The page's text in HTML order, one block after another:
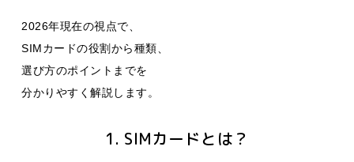
2026年現在の視点で、
SIMカードの役割から種類、
選び方のポイントまでを
分かりやすく解説します。
1. SIMカードとは？